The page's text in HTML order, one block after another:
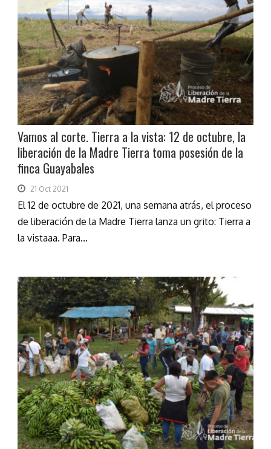
Vamos al corte. Tierra a la vista: 12 de octubre, la
liberación de la Madre Tierra toma posesión de la
finca Guayabales
21 Oct 2021
El 12 de octubre de 2021, una semana atrás, el proceso
de liberación de la Madre Tierra lanza un grito: Tierra a
la vistaaa. Para...